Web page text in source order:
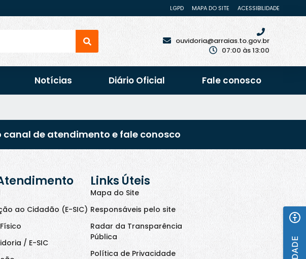
LGPD MAPA DO SITE ACESSIBILIDADE
ouvidoria@arraias.to.gov.br
07:00 às 13:00
Notícias Diário Oficial Fale conosco
canal de atendimento e fale conosco
ao Cidadão (E-SIC)
/ E-SIC
Links Úteis
Mapa do Site
Responsáveis pelo site
Radar da Transparência
Pública
Política de Privacidade